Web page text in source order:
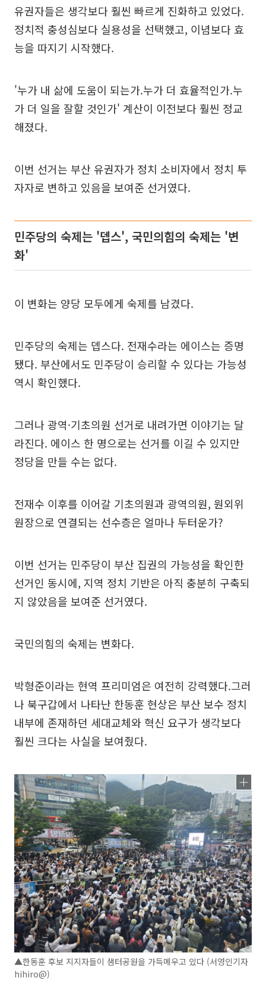
유권자들은 생각보다 훨씬 빠르게 진화하고 있었다.
정치적 충성심보다 실용성을 선택했고, 이념보다 효
능을 따지기 시작했다.
'누가 내 삶에 도움이 되는가.누가 더 효율적인가.누
가 더 일을 잘할 것인가' 계산이 이전보다 훨씬 정교
해졌다.
이번 선거는 부산 유권자가 정치 소비자에서 정치 투
자자로 변하고 있음을 보여준 선거였다.
민주당의 숙제는 '뎁스', 국민의힘의 숙제는 '변
화'
이 변화는 양당 모두에게 숙제를 남겼다.
민주당의 숙제는 뎁스다. 전재수라는 에이스는 증명
됐다. 부산에서도 민주당이 승리할 수 있다는 가능성
역시 확인했다.
그러나 광역·기초의원 선거로 내려가면 이야기는 달
라진다. 에이스 한 명으로는 선거를 이길 수 있지만
정당을 만들 수는 없다.
전재수 이후를 이어갈 기초의원과 광역의원, 원외위
원장으로 연결되는 선수층은 얼마나 두터운가?
이번 선거는 민주당이 부산 집권의 가능성을 확인한
선거인 동시에, 지역 정치 기반은 아직 충분히 구축되
지 않았음을 보여준 선거였다.
국민의힘의 숙제는 변화다.
박형준이라는 현역 프리미엄은 여전히 강력했다.그러
나 북구갑에서 나타난 한동훈 현상은 부산 보수 정치
내부에 존재하던 세대교체와 혁신 요구가 생각보다
훨씬 크다는 사실을 보여줬다.
▲한동훈 후보 지지자들이 샘터공원을 가득메우고 있다 (서영인기자
hihiro@)